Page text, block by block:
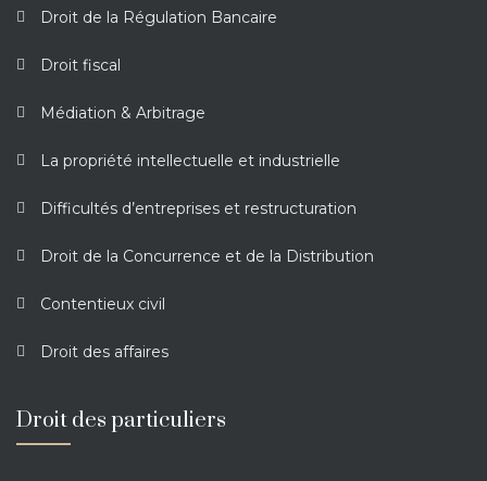
Droit de la Régulation Bancaire
Droit fiscal
Médiation & Arbitrage
La propriété intellectuelle et industrielle
Difficultés d’entreprises et restructuration
Droit de la Concurrence et de la Distribution
Contentieux civil
Droit des affaires
Droit des particuliers